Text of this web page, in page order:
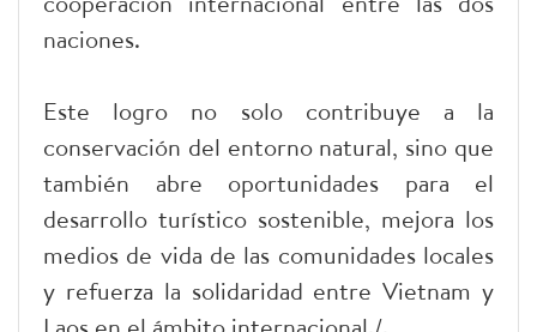
naciones.
Este logro no solo contribuye a la
conservación del entorno natural, sino que
también abre oportunidades para el
desarrollo turístico sostenible, mejora los
medios de vida de las comunidades locales
y refuerza la solidaridad entre Vietnam y